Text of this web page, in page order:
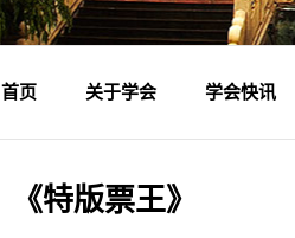
首页 关于学会
学会简介
章程制度
领导成员
理事名单
专家委员会
学术专家
学会会标
学会年鉴
学会快讯
学会动态
文物要闻
《特版票王》